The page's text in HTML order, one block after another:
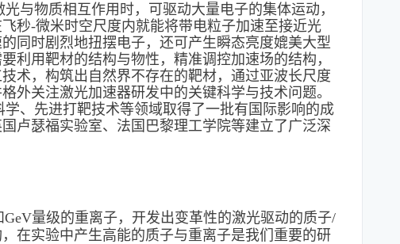
与物质相互作用时，可驱动大量电子的集体运动，
秒-微米时空尺度内就能将带电粒子加速至接近光
同时剧烈地扭摆电子，还可产生瞬态亮度媲美大型
利用靶材的结构与物性，精准调控加速场的结构，
术，构筑出自然界不存在的靶材，通过亚波长尺度
外关注激光加速器研发中的关键科学与技术问题。
学、先进打靶技术等领域取得了一批有国际影响的成
卢瑟福实验室、法国巴黎理工学院等建立了广泛深
量级的重离子，开发出变革性的激光驱动的质子/
在实验中产生高能的质子与重离子是我们重要的研